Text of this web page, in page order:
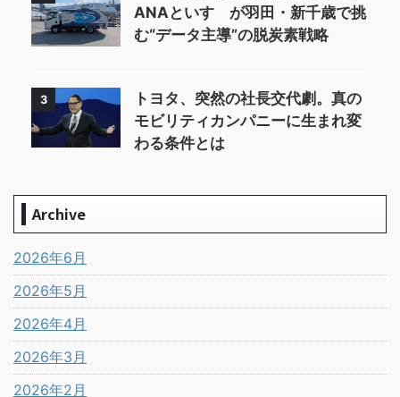
ANAといすゞが羽田・新千歳で挑
む“データ主導”の脱炭素戦略
3
トヨタ、突然の社長交代劇。真の
モビリティカンパニーに生まれ変
わる条件とは
Archive
2026年6月
2026年5月
2026年4月
2026年3月
2026年2月